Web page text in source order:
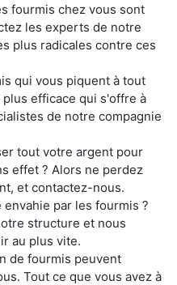
fourmis chez vous sont
les experts de notre
plus radicales contre ces
qui vous piquent à tout
plus efficace qui s'offre à
de notre compagnie
tout votre argent pour
effet ? Alors ne perdez
et contactez-nous.
par les fourmis ?
structure et nous
au plus vite.
de fourmis peuvent
Tout ce que vous avez à